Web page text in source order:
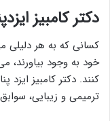
دکتر کامبیز
کسانی که به هر دلیلی
خود به وجود بیاورند،
کنند. دکتر کامبیز
ترمیمی و زیبایی،